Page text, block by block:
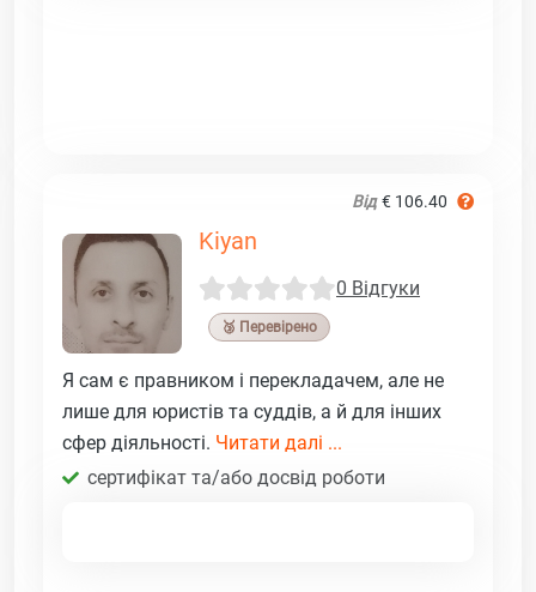
Від € 106.40
Kiyan
0 Відгуки
🥉 Перевірено
Я сам є правником і перекладачем, але не
лише для юристів та суддів, а й для інших
сфер діяльності. Читати далі ...
сертифікат та/або досвід роботи